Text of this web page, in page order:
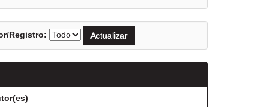
Registro: